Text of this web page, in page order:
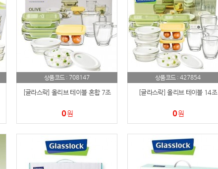
상품코드 : 708147
[글라스락] 올리브 테이블 혼합 7조
0원
상품코드 : 427854
[글라스락] 올리브 테이블 14조
0원